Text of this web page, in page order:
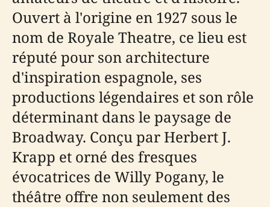
Ouvert à l'origine en 1927 sous le
nom de Royale Theatre, ce lieu est
réputé pour son architecture
d'inspiration espagnole, ses
productions légendaires et son rôle
déterminant dans le paysage de
Broadway. Conçu par Herbert J.
Krapp et orné des fresques
évocatrices de Willy Pogany, le
théâtre offre non seulement des